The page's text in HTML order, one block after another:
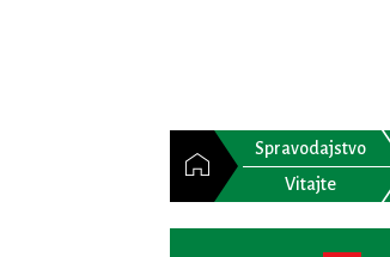
Spravodajstvo
Vitajte